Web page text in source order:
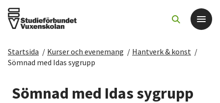
Det här gör vi
För dig som
Startsida / Kurser och evenemang / Hantverk & konst /
Sömnad med Idas sygrupp
Sömnad med Idas sygrupp